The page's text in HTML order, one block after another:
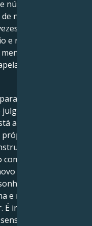
número sagrado é
número espelho
pode
e repare que são
deste
ao seu
não ser tão
dos
a levá-lo para o
isso será
até agora.
uma
na vida. Os seus
são ainda
e menos das
É intuitivo e digno
para o futuro.